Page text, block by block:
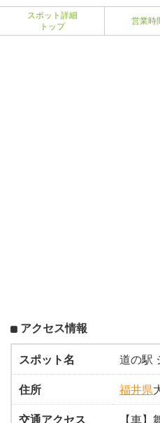
スポット詳細
トップ
営業時
アクセス情報
スポット名
道の駅
住所
福井県
交通アクセス
【車